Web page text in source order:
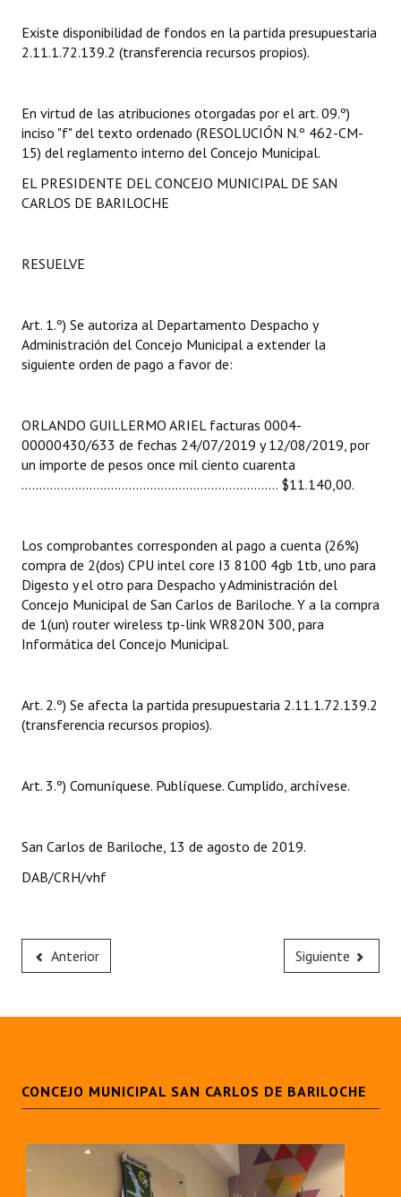
Resoluciones
INSTITUCIONAL
Antiguos Pobladores
Noticias Destacadas
Datos Históricos
Audiencias Públicas - Registro
Mujeres que Dejaron Huellas - Registro
Ciudadano Ilustre - Registro
Banca del Vecino - Registro
Antiguos Pobladores - Registro
Reconocimientos - Registro
Bariloche, Municipio intercultural
REFORMA DE LA CARTA ORGÁNICA
Existe disponibilidad de fondos en la partida presupuestaria
2.11.1.72.139.2 (transferencia recursos propios).
En virtud de las atribuciones otorgadas por el art. 09.º)
inciso "f" del texto ordenado (RESOLUCIÓN N.º 462-CM-
15) del reglamento interno del Concejo Municipal.
EL PRESIDENTE DEL CONCEJO MUNICIPAL DE SAN
CARLOS DE BARILOCHE
RESUELVE
Art. 1.º) Se autoriza al Departamento Despacho y
Administración del Concejo Municipal a extender la
siguiente orden de pago a favor de:
ORLANDO GUILLERMO ARIEL facturas 0004-
00000430/633 de fechas 24/07/2019 y 12/08/2019, por
un importe de pesos once mil ciento cuarenta
........................................................................ $11.140,00.
Los comprobantes corresponden al pago a cuenta (26%)
compra de 2(dos) CPU intel core I3 8100 4gb 1tb, uno para
Digesto y el otro para Despacho y Administración del
Concejo Municipal de San Carlos de Bariloche. Y a la compra
de 1(un) router wireless tp-link WR820N 300, para
Informática del Concejo Municipal.
Art. 2.º) Se afecta la partida presupuestaria 2.11.1.72.139.2
(transferencia recursos propios).
Art. 3.º) Comuníquese. Publíquese. Cumplido, archívese.
San Carlos de Bariloche, 13 de agosto de 2019.
DAB/CRH/vhf
Anterior Siguiente
CONCEJO MUNICIPAL SAN CARLOS DE BARILOCHE